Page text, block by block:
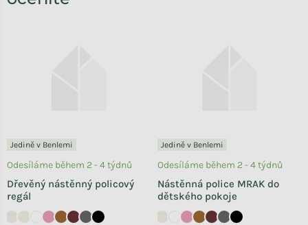
Jedině v Benlemi
Dřevěný nástěnný policový
regál
Odesíláme během 2 - 4 týdnů
Jedině v Benlemi
Nástěnná police MRAK do
dětského pokoje
Odesíláme během 2 - 4 týdnů